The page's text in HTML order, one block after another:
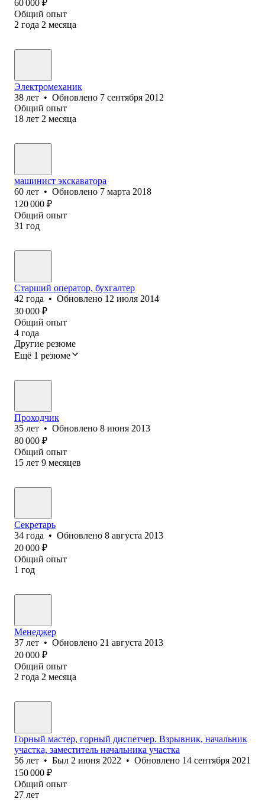
60 000 ₽
Общий опыт
2 года 2 месяца
Электромеханик
38 лет • Обновлено 7 сентября 2012
Общий опыт
18 лет 2 месяца
машинист экскаватора
60 лет • Обновлено 7 марта 2018
120 000 ₽
Общий опыт
31 год
Старший оператор, бухгалтер
42 года • Обновлено 12 июля 2014
30 000 ₽
Общий опыт
4 года
Другие резюме
Ещё 1 резюме
Проходчик
35 лет • Обновлено 8 июня 2013
80 000 ₽
Общий опыт
15 лет 9 месяцев
Секретарь
34 года • Обновлено 8 августа 2013
20 000 ₽
Общий опыт
1 год
Менеджер
37 лет • Обновлено 21 августа 2013
20 000 ₽
Общий опыт
2 года 2 месяца
Горный мастер, горный диспетчер. Взрывник, начальник
участка, заместитель начальника участка
56 лет • Был 2 июня 2022 • Обновлено 14 сентября 2021
150 000 ₽
Общий опыт
27 лет